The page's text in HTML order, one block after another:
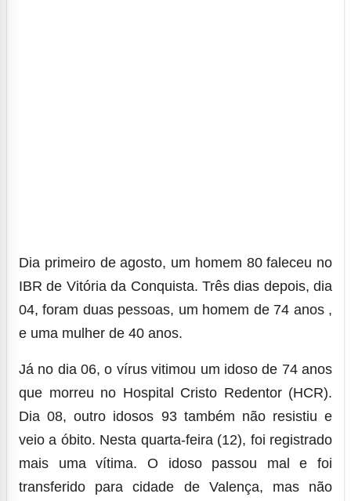
Dia primeiro de agosto, um homem 80 faleceu no
IBR de Vitória da Conquista. Três dias depois, dia
04, foram duas pessoas, um homem de 74 anos ,
e uma mulher de 40 anos.
Já no dia 06, o vírus vitimou um idoso de 74 anos
que morreu no Hospital Cristo Redentor (HCR).
Dia 08, outro idosos 93 também não resistiu e
veio a óbito. Nesta quarta-feira (12), foi registrado
mais uma vítima. O idoso passou mal e foi
transferido para cidade de Valença, mas não